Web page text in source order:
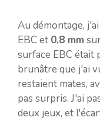
Au démontage,
EBC et 0,8 mm
surface EBC était
brunâtre que j'ai
restaient mates,
pas surpris. J'ai
deux jeux, et